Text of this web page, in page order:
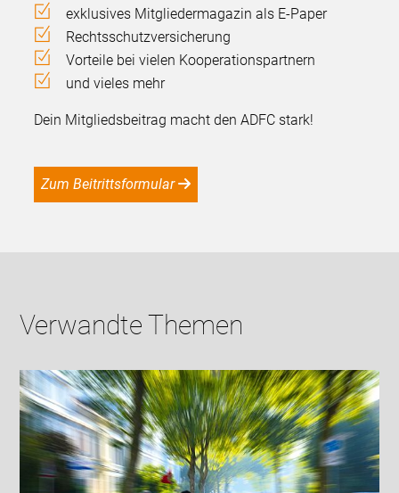
exklusives Mitgliedermagazin als E-Paper
Rechtsschutzversicherung
Vorteile bei vielen Kooperationspartnern
und vieles mehr
Dein Mitgliedsbeitrag macht den ADFC stark!
Zum Beitrittsformular
Verwandte Themen